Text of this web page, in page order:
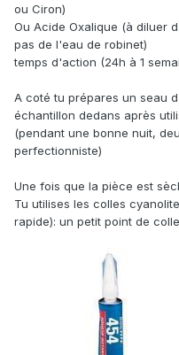
ou Ciron)
Ou Acide Oxalique (à diluer
pas de l'eau de robinet)
temps d'action (24h à 1
A coté tu prépares un seau
échantillon dedans après
(pendant une bonne nuit,
perfectionniste)
Une fois que la pièce est
Tu utilises les colles
rapide): un petit point de